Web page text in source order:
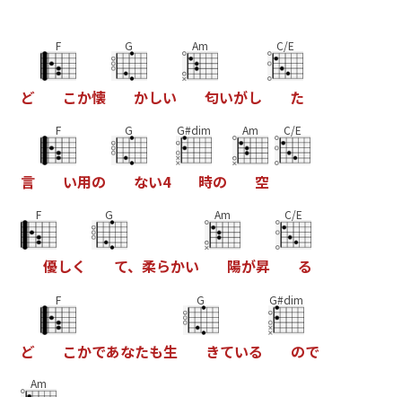
ど
F
こか懐
G
かしい
Am
匂いがし
C/E
た
言
F
い用の
G
ない4
G#dim
時の
Am
空
C/E
F
優しく
G
て、 柔らかい
Am
陽が昇
C/E
る
ど
F
こかであなたも生
G
きている
G#dim
ので
Am